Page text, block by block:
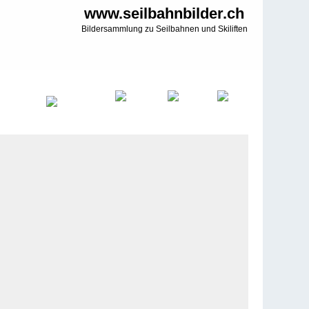
www.seilbahnbilder.ch
Bildersammlung zu Seilbahnen und Skiliften